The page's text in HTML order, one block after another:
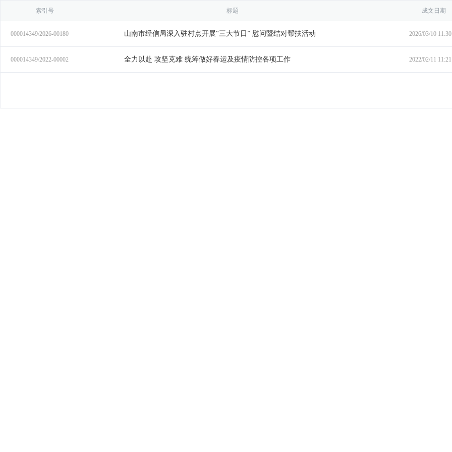
索引号 标题 成文日期
000014349/2026-00180 山南市经信局深入驻村点开展“三大节日” 慰问暨结对帮扶活动 2026/03/10
000014349/2022-00002 全力以赴 攻坚克难 统筹做好春运及疫情防控各项工作 2022/02/11